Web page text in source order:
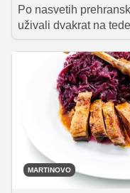
Po nasvetih
uživali dvakrat na
tudi zelo nasitna,
A in B, minerala
MARTINOVO